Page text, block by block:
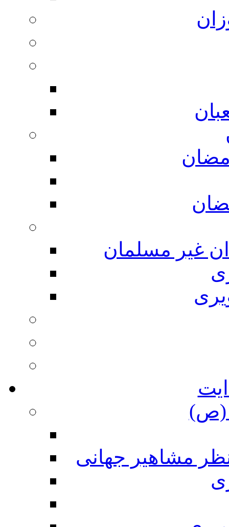
غیر مسلمان
(ص)
مشاهیر جهانی